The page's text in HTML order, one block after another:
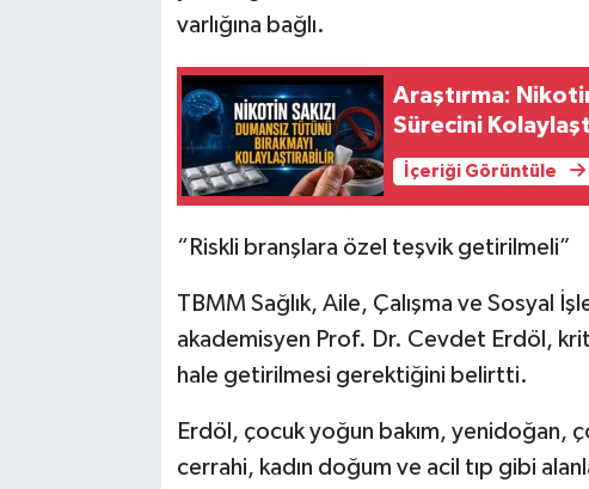
varlığına bağlı.
Araştırma:
Sürecini
İçeriği Görüntüle
“Riskli branşlara özel teşvik getirilmeli”
TBMM Sağlık, Aile, Çalışma ve Sosyal
akademisyen Prof. Dr. Cevdet Erdöl,
hale getirilmesi gerektiğini belirtti.
Erdöl, çocuk yoğun bakım, yenidoğan,
cerrahi, kadın doğum ve acil tıp gibi